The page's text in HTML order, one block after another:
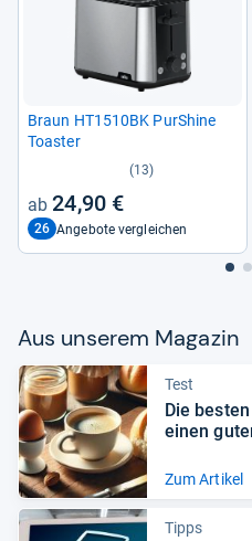
Braun HT1510BK PurS­hine
Toas­ter
(13)
24,90 €
26 Angebote vergleichen
Aus unse­rem Maga­zin
Test
Die
einen
Zum Artikel
Tipps